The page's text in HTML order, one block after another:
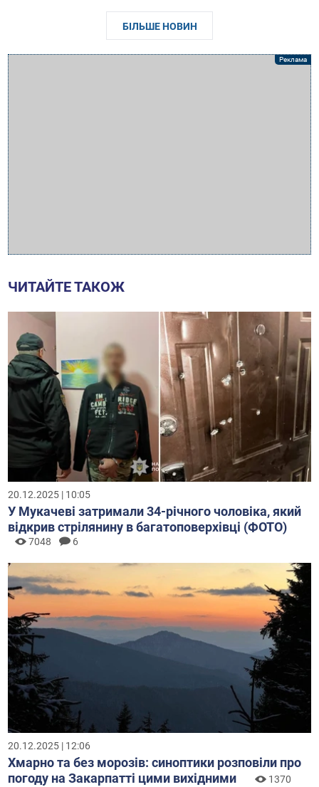
БІЛЬШЕ НОВИН
ЧИТАЙТЕ ТАКОЖ
20.12.2025 | 10:05
У Мукачеві затримали 34-річного чоловіка, який
відкрив стрілянину в багатоповерхівці (ФОТО)
7048 6
20.12.2025 | 12:06
Хмарно та без морозів: синоптики розповіли про
погоду на Закарпатті цими вихідними
1370